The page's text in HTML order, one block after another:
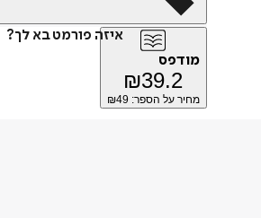
איזה פורמט בא לך?
מודפס
₪39.2
מחיר על הספר: ₪ 49